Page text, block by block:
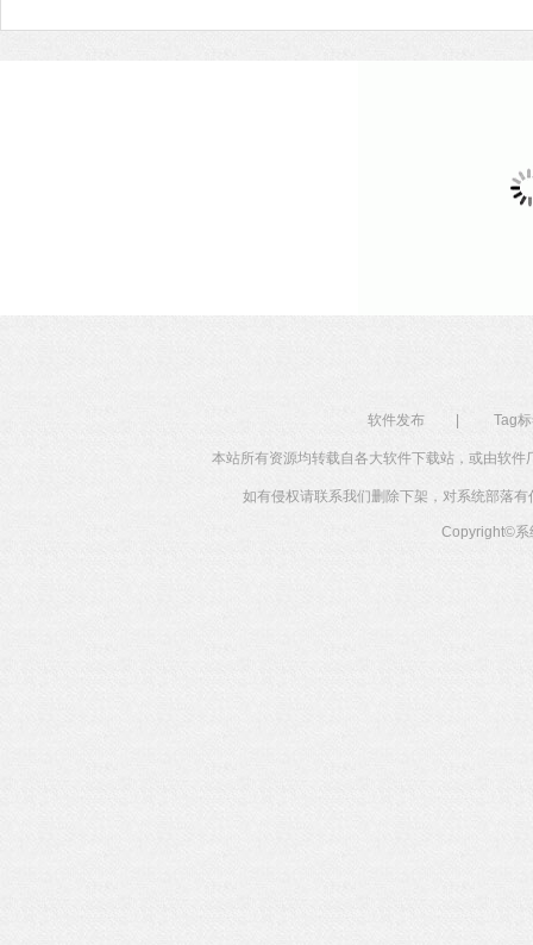
软件发布 Tag
本站所有资源均转载自各大软件下载站，或由软
如有侵权请联系我们删除下架，对系统部落
Copyright©系